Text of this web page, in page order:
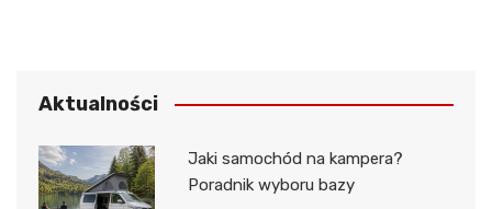
Aktualności
Jaki samochód na kampera?
Poradnik wyboru bazy